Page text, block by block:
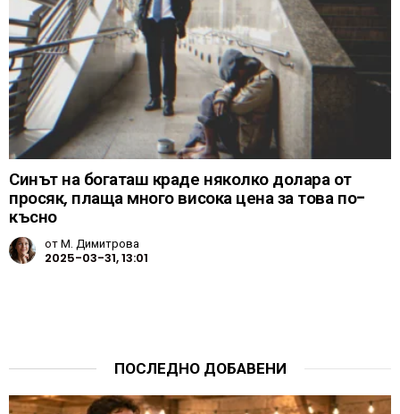
Синът на богаташ краде няколко долара от
просяк, плаща много висока цена за това по-
късно
отМ. Димитрова
2025-03-31, 13:01
ПОСЛЕДНО ДОБАВЕНИ